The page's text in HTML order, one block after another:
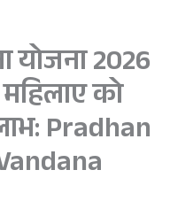
योजना 2026
को
Pradhan